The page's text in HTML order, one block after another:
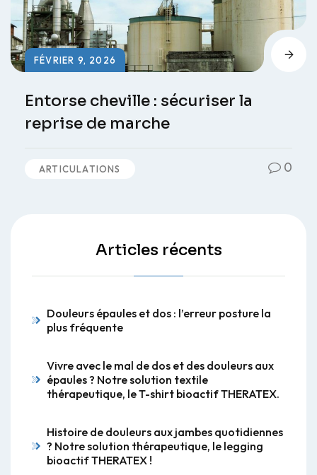
FÉVRIER 9, 2026
Entorse cheville : sécuriser la
reprise de marche
ARTICULATIONS 0
Articles récents
Douleurs épaules et dos : l’erreur posture la
plus fréquente
Vivre avec le mal de dos et des douleurs aux
épaules ? Notre solution textile
thérapeutique, le T-shirt bioactif THERATEX.
Histoire de douleurs aux jambes quotidiennes
? Notre solution thérapeutique, le legging
bioactif THERATEX !